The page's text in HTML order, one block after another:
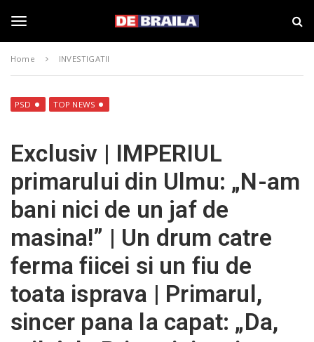
g
l
e
n
a
i
a
a
–
d
e
b
r
a
i
l
a
.
r
o
Home INVESTIGATII
PSD TOP NEWS
Exclusiv | IMPERIUL
primarului din Ulmu: „N-am
bani nici de un jaf de
masina!” | Un drum catre
ferma fiicei si un fiu de
toata isprava | Primarul,
sincer pana la capat: „Da,